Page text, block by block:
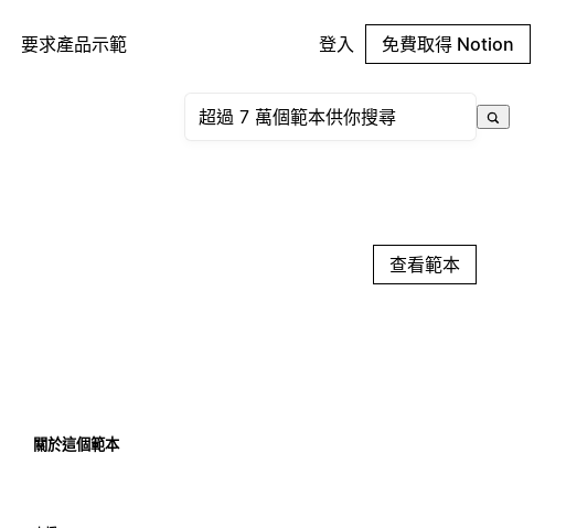
要求產品示範 登入 免費取得 Notion
查看範本
關於這個範本